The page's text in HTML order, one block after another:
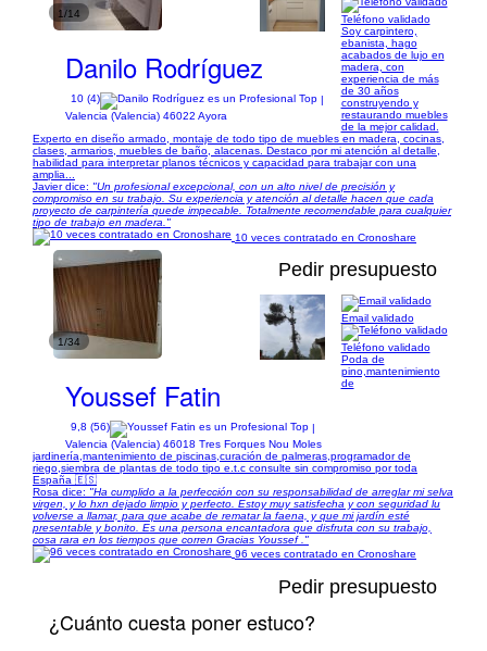
1/14
Danilo Rodríguez
10 (4)
|
Valencia (Valencia) 46022 Ayora
Teléfono validado
Soy carpintero,
ebanista, hago
acabados de lujo en
madera, con
experiencia de más
de 30 años
construyendo y
restaurando muebles
de la mejor calidad.
Experto en diseño armado, montaje de todo tipo de muebles en madera, cocinas,
clases, armarios, muebles de baño, alacenas. Destaco por mi atención al detalle,
habilidad para interpretar planos técnicos y capacidad para trabajar con una
amplia...
Javier dice: "Un profesional excepcional, con un alto nivel de precisión y
compromiso en su trabajo. Su experiencia y atención al detalle hacen que cada
proyecto de carpintería quede impecable. Totalmente recomendable para cualquier
tipo de trabajo en madera."
10 veces contratado en Cronoshare
1/34
Pedir presupuesto
Youssef Fatin
9,8 (56)
|
Valencia (Valencia) 46018 Tres Forques Nou Moles
Email validado
Teléfono validado
Poda de
pino,mantenimiento
de
jardinería,mantenimiento de piscinas,curación de palmeras,programador de
riego,siembra de plantas de todo tipo e.t.c consulte sin compromiso por toda
España 🇪🇸
Rosa dice: "Ha cumplido a la perfección con su responsabilidad de arreglar mi selva
virgen, y lo hxn dejado limpio y perfecto. Estoy muy satisfecha y con seguridad lu
volverse a llamar, para que acabe de rematar la faena, y que mi jardín esté
presentable y bonito. Es una persona encantadora que disfruta con su trabajo,
cosa rara en los tiempos que corren Gracias Youssef ."
96 veces contratado en Cronoshare
Pedir presupuesto
¿Cuánto cuesta poner estuco?